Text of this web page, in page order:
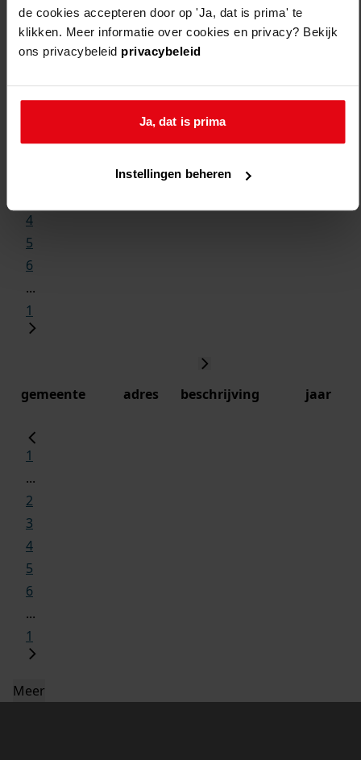
de cookies accepteren door op 'Ja, dat is prima' te
klikken. Meer informatie over cookies en privacy? Bekijk
ons privacybeleid privacybeleid
Ja, dat is prima
Instellingen beheren
4
5
6
...
1
gemeente adres beschrijving jaar
1
...
2
3
4
5
6
...
1
Meer